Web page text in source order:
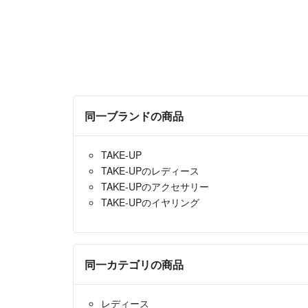
同一ブランドの商品
TAKE-UP
TAKE-UPのレディース
TAKE-UPのアクセサリー
TAKE-UPのイヤリング
同一カテゴリの商品
レディース